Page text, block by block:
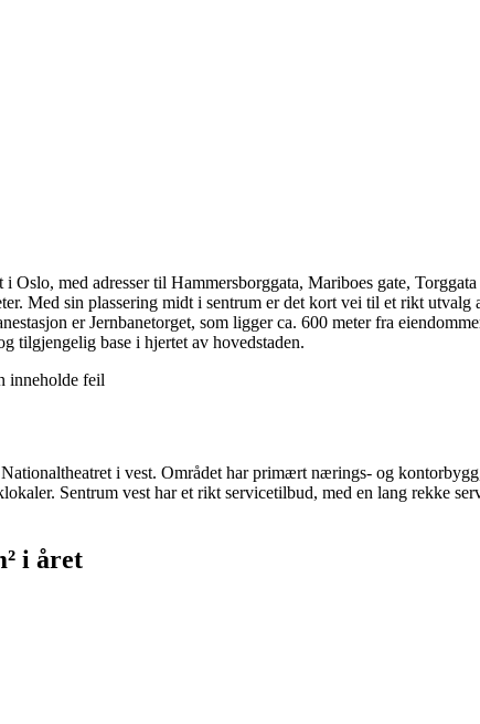
Oslo, med adresser til Hammersborggata, Mariboes gate,
Med sin plassering midt i sentrum er det kort vei til et rikt
er Jernbanetorget, som ligger ca. 600 meter fra
tilgjengelig base i hjertet av hovedstaden.
inneholde feil
i vest. Området har primært nærings- og
Sentrum vest har et rikt servicetilbud, med en lang rekke
i året